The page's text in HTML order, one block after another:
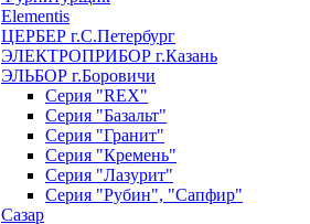
Elementis
ЦЕРБЕР г.С.Петербург
ЭЛЕКТРОПРИБОР г.Казань
ЭЛЬБОР г.Боровичи
Серия "REX"
Серия "Базальт"
Серия "Гранит"
Серия "Кремень"
Серия "Лазурит"
Серия "Рубин", "Сапфир"
Сазар